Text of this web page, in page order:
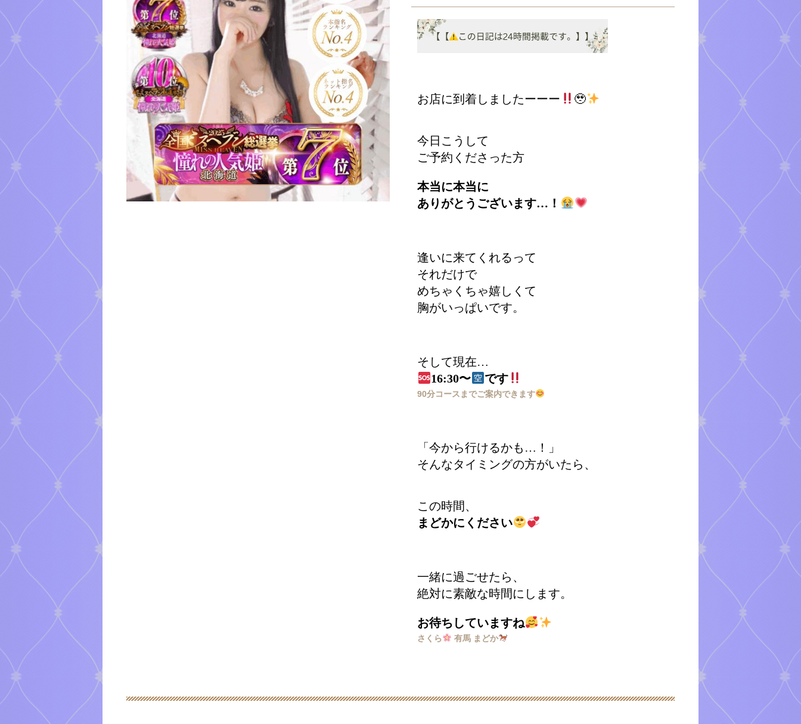
お店に到着しましたーーー 🥹
今日こうして
ご予約くださった方
本当に本当に
ありがとうございます…！
逢いに来てくれるって
それだけで
めちゃくちゃ嬉しくて
胸がいっぱいです。
そして現在…
16:30〜
です
90分コースまでご案内できます
「今から行けるかも…！」
そんなタイミングの方がいたら、
この時間、
まどかにください
一緒に過ごせたら、
絶対に素敵な時間にします。
お待ちしていますね
さくら 有馬 まどか